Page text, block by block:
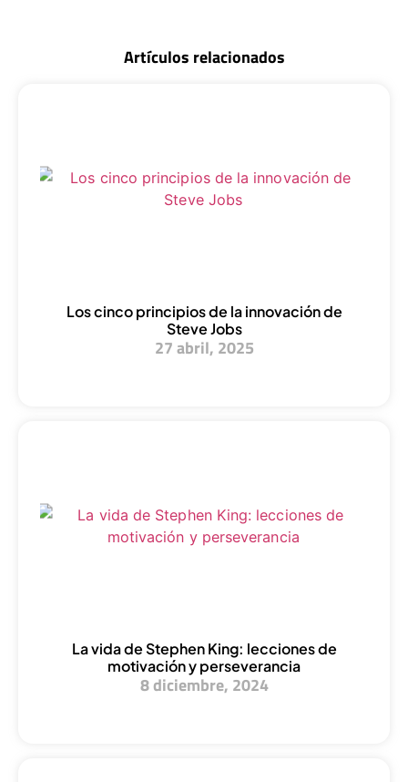
Artículos relacionados
Los cinco principios de la innovación de
Steve Jobs
27 abril, 2025
La vida de Stephen King: lecciones de
motivación y perseverancia
8 diciembre, 2024